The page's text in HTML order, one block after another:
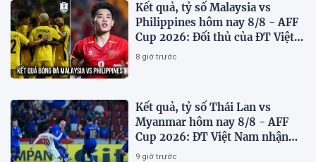
Kết quả, tỷ số Malaysia vs
Philippines hôm nay 8/8 - AFF
Cup 2026: Đối thủ của ĐT Việt
Nam lộ diện
8 giờ trước
Kết quả, tỷ số Thái Lan vs
Myanmar hôm nay 8/8 - AFF
Cup 2026: ĐT Việt Nam nhận
tin vui
9 giờ trước